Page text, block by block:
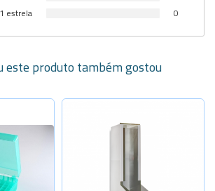
1 estrela
0
este produto também gostou